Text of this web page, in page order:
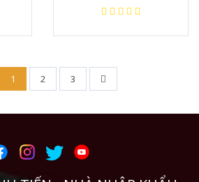
1 2 3